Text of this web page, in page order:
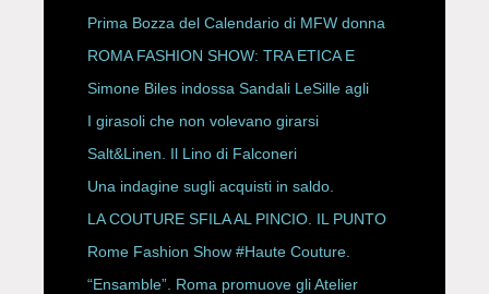
Prima Bozza del Calendario di MFW donna
P/E 2027
ROMA FASHION SHOW: TRA ETICA E
HAUTE COUTURE
Simone Biles indossa Sandali LeSille agli
ESPY Awards 2026
I girasoli che non volevano girarsi
Salt&Linen. Il Lino di Falconeri
Una indagine sugli acquisti in saldo.
LA COUTURE SFILA AL PINCIO. IL PUNTO
CON ALESSANDRO ONORATO E
ROBERTA ANGELILLI
Rome Fashion Show #Haute Couture.
“Ensamble”. Roma promuove gli Atelier